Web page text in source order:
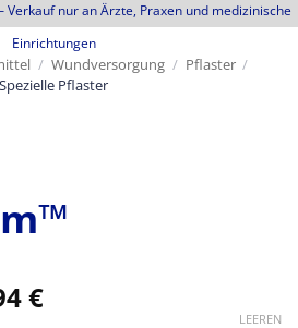
Verkauf nur an Ärzte, Praxen und medizinische
Einrichtungen
/ Wundversorgung / Pflaster /
Spezielle Pflaster
€Preisspanne:
LEEREN